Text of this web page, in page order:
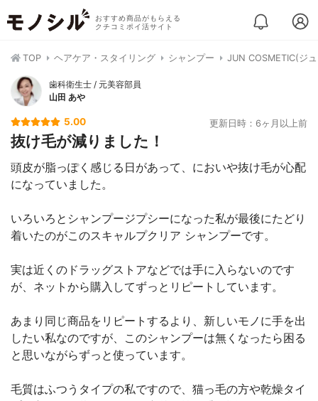
おすすめ商品がもらえる
クチコミポイ活サイト
TOP ヘアケア・スタイリング シャンプー JUN COSMETIC(ジ
歯科衛生士 / 元美容部員
山田 あや
5.00 更新日時：6ヶ月以上前
抜け毛が減りました！
頭皮が脂っぽく感じる日があって、においや抜け毛が心配
になっていました。
いろいろとシャンプージプシーになった私が最後にたどり
着いたのがこのスキャルプクリア シャンプーです。
実は近くのドラッグストアなどでは手に入らないのです
が、ネットから購入してずっとリピートしています。
あまり同じ商品をリピートするより、新しいモノに手を出
したい私なのですが、このシャンプーは無くなったら困る
と思いながらずっと使っています。
毛質はふつうタイプの私ですので、猫っ毛の方や乾燥タイ